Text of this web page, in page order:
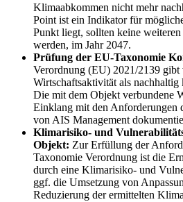
Klimaabkommen nicht mehr
Point ist ein Indikator für
Punkt liegt, sollten keine
werden, im Jahr 2047.
Prüfung der EU-Taxonomie
Verordnung (EU) 2021/2139 gibt
Wirtschaftsaktivität als
Die mit dem Objekt verbundene
Einklang mit den Anforderungen
von AIS Management
Klimarisiko- und
Objekt: Zur Erfüllung der
Taxonomie Verordnung ist die
durch eine Klimarisiko- und
ggf. die Umsetzung von
Reduzierung der ermittelten